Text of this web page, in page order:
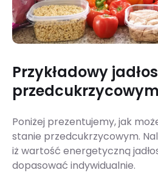
Przykładowy
przedcukrzycowym
Poniżej prezentujemy, jak
stanie przedcukrzycowym.
iż wartość energetyczną
dopasować indywidualnie.